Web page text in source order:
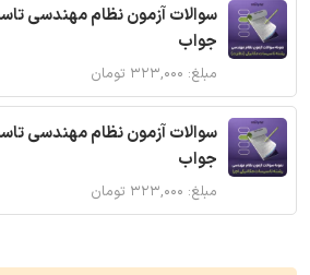
سوالات آزمون نظام مهندسی
جواب
مبلغ: ۳۲۳,۰۰۰ تومان
سوالات آزمون نظام مهندسی
جواب
مبلغ: ۳۲۳,۰۰۰ تومان